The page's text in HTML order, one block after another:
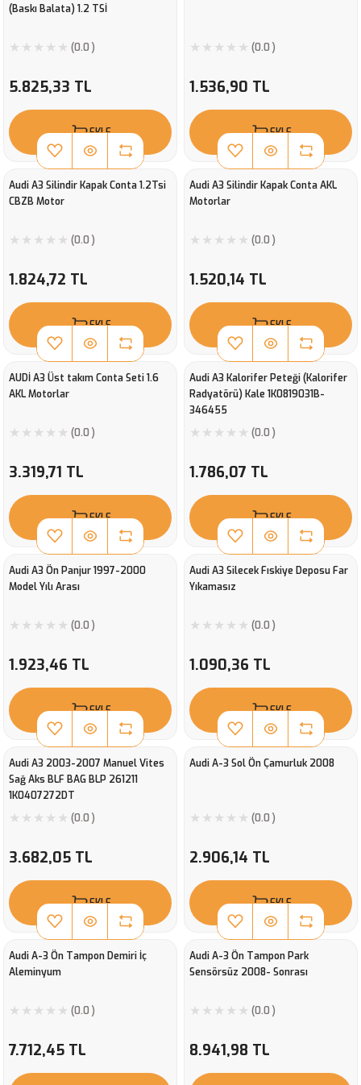
(Baskı Balata) 1.2 TSİ
(0.0 )
5.825,33 TL
EKLE
(0.0 )
1.536,90 TL
EKLE
Audi A3 Silindir Kapak Conta 1.2Tsi
CBZB Motor
(0.0 )
1.824,72 TL
EKLE
Audi A3 Silindir Kapak Conta AKL
Motorlar
(0.0 )
1.520,14 TL
EKLE
AUDİ A3 Üst takım Conta Seti 1.6
AKL Motorlar
(0.0 )
3.319,71 TL
EKLE
Audi A3 Kalorifer Peteği (Kalorifer
Radyatörü) Kale 1K0819031B-
346455
(0.0 )
1.786,07 TL
EKLE
Audi A3 Ön Panjur 1997-2000
Model Yılı Arası
(0.0 )
1.923,46 TL
EKLE
Audi A3 Silecek Fıskiye Deposu Far
Yıkamasız
(0.0 )
1.090,36 TL
EKLE
Audi A3 2003-2007 Manuel Vites
Sağ Aks BLF BAG BLP 261211
1K0407272DT
(0.0 )
3.682,05 TL
EKLE
Audi A-3 Sol Ön Çamurluk 2008
(0.0 )
2.906,14 TL
EKLE
Audi A-3 Ön Tampon Demiri İç
Aleminyum
(0.0 )
7.712,45 TL
Audi A-3 Ön Tampon Park
Sensörsüz 2008- Sonrası
(0.0 )
8.941,98 TL